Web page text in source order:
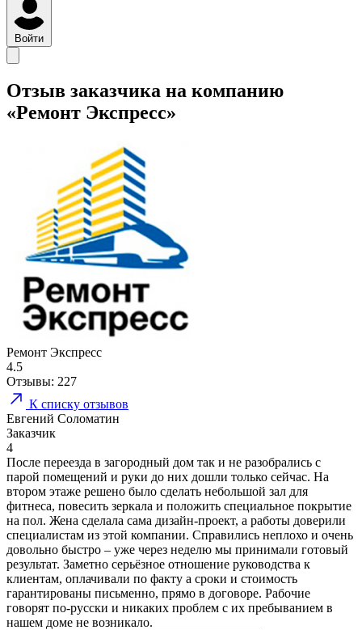
Войти
Отзыв заказчика на компанию
«Ремонт Экспресс»
Ремонт Экспресс
4.5
Отзывы: 227
К списку отзывов
Евгений Соломатин
Заказчик
4
После переезда в загородный дом так и не разобрались с
парой помещений и руки до них дошли только сейчас. На
втором этаже решено было сделать небольшой зал для
фитнеса, повесить зеркала и положить специальное покрытие
на пол. Жена сделала сама дизайн-проект, а работы доверили
специалистам из этой компании. Справились неплохо и очень
довольно быстро – уже через неделю мы принимали готовый
результат. Заметно серьёзное отношение руководства к
клиентам, оплачивали по факту а сроки и стоимость
гарантированы письменно, прямо в договоре. Рабочие
говорят по-русски и никаких проблем с их пребыванием в
нашем доме не возникало.